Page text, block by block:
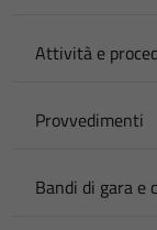
Attività e
Provvedimenti
Bandi di gara e